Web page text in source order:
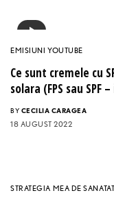
EMISIUNI YOUTUBE
Ce sunt cremele cu
solara (FPS sau SPF
BY CECILIA CARAGEA
18 AUGUST 2022
STRATEGIA MEA DE